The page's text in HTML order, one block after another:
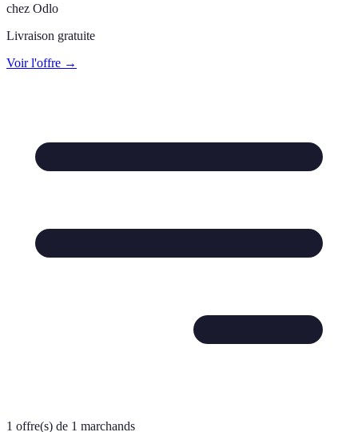
chez Odlo
Livraison gratuite
Voir l'offre →
1 offre(s) de 1 marchands